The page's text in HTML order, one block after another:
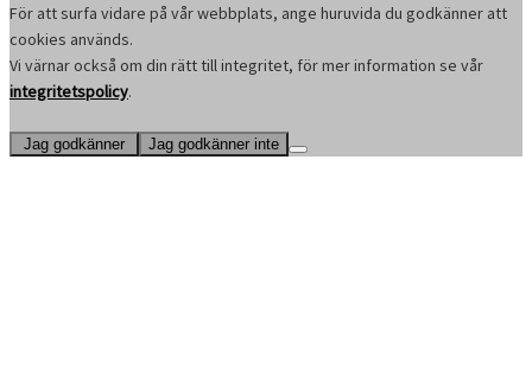
För att surfa vidare på vår webbplats, ange huruvida du godkänner att
cookies används.
Vi värnar också om din rätt till integritet, för mer information se vår
integritetspolicy.
Jag godkänner Jag godkänner inte